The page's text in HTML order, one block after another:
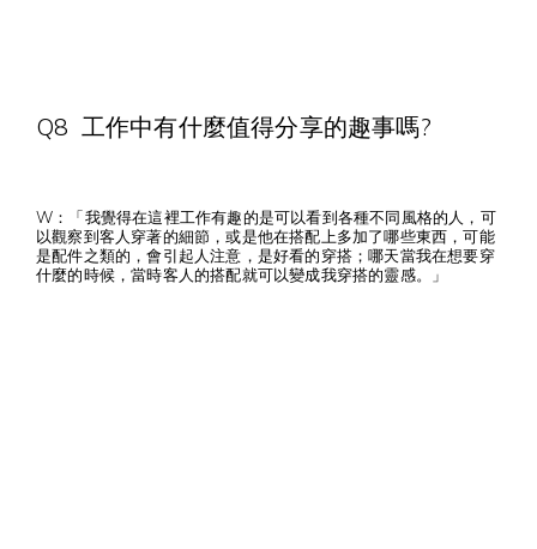
Q8 工作中有什麼值得分享的趣事嗎?
W：「我覺得在這裡工作有趣的是可以看到各種不同風格的人，可
以觀察到客人穿著的細節，或是他在搭配上多加了哪些東西，可能
是配件之類的，會引起人注意，是好看的穿搭；哪天當我在想要穿
什麼的時候，當時客人的搭配就可以變成我穿搭的靈感。」